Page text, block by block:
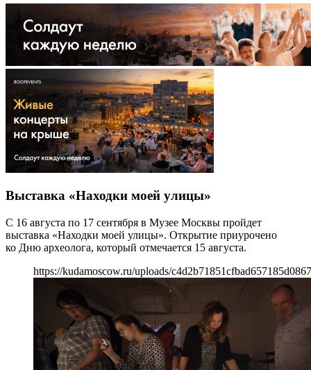
Выставка «Находки моей улицы»
С 16 августа по 17 сентября в Музее Москвы пройдет
выставка «Находки моей улицы». Открытие приурочено
ко Дню археолога, который отмечается 15 августа.
https://kudamoscow.ru/uploads/